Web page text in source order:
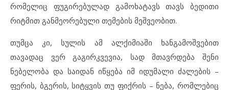
რომელიც ფუგირებულად გამოხატავს თავს ბედითი
რიტმით განმეორებული თემების მეშვეობით.
თუმცა კი, სულის ამ ალქიმიაში ხანგამოშვებით
თავადაც ვერ გაგირკვევია, სად მთავრდება შენი
ნებელობა და საიდან იწყება იმ იდუმალი ძალების –
ფერის, ბგერის, სიტყვის თუ ფიქრის – ნება, რომლებიც